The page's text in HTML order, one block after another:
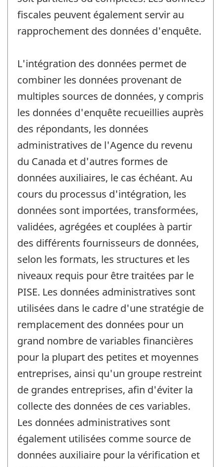
fiscales peuvent également servir au
rapprochement des données d'enquête.
L'intégration des données permet de
combiner les données provenant de
multiples sources de données, y compris
les données d'enquête recueillies auprès
des répondants, les données
administratives de l'Agence du revenu
du Canada et d'autres formes de
données auxiliaires, le cas échéant. Au
cours du processus d'intégration, les
données sont importées, transformées,
validées, agrégées et couplées à partir
des différents fournisseurs de données,
selon les formats, les structures et les
niveaux requis pour être traitées par le
PISE. Les données administratives sont
utilisées dans le cadre d'une stratégie de
remplacement des données pour un
grand nombre de variables financières
pour la plupart des petites et moyennes
entreprises, ainsi qu'un groupe restreint
de grandes entreprises, afin d'éviter la
collecte des données de ces variables.
Les données administratives sont
également utilisées comme source de
données auxiliaire pour la vérification et